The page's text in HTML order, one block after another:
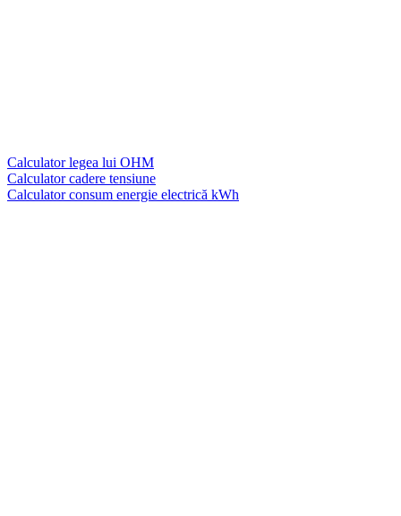
Calculator legea lui OHM
Calculator cadere tensiune
Calculator consum energie electrică kWh